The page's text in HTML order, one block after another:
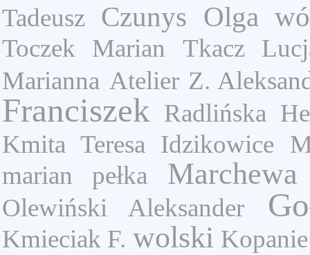
Tadeusz Czunys Olga
Toczek Marian
Tkacz
Marianna Atelier Z.
Franciszek Radlińska
Kmita Teresa
Idzikowice
marian pełka
Olewiński Aleksander
Kmieciak F. wolski